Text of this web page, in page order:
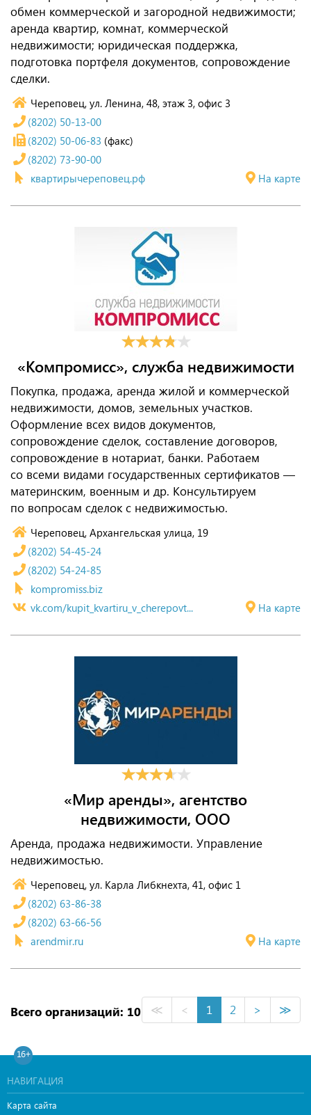
обмен коммерческой и загородной недвижимости;
аренда квартир, комнат, коммерческой
недвижимости; юридическая поддержка,
подготовка портфеля документов, сопровождение
сделки.
Череповец, ул. Ленина, 48, этаж 3, офис 3
На карте
(8202) 50-13-00
(8202) 50-06-83 (факс)
(8202) 73-90-00
квартирычереповец.рф
«Компромисс», служба недвижимости
Покупка, продажа, аренда жилой и коммерческой
недвижимости, домов, земельных участков.
Оформление всех видов документов,
сопровождение сделок, составление договоров,
сопровождение в нотариат, банки. Работаем
со всеми видами государственных сертификатов —
материнским, военным и др. Консультируем
по вопросам сделок с недвижимостью.
Череповец, Архангельская улица, 19
На карте
(8202) 54-45-24
(8202) 54-24-85
kompromiss.biz
vk.com/kupit_kvartiru_v_cherepovt...
«Мир аренды», агентство
недвижимости, ООО
Аренда, продажа недвижимости. Управление
недвижимостью.
Череповец, ул. Карла Либкнехта, 41, офис 1
На карте
(8202) 63-86-38
(8202) 63-66-56
arendmir.ru
Всего организаций: 10 ≪ < 1 2 > ≫
16+
НАВИГАЦИЯ
Карта сайта